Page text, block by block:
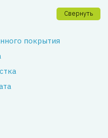
Свернуть
покрытия